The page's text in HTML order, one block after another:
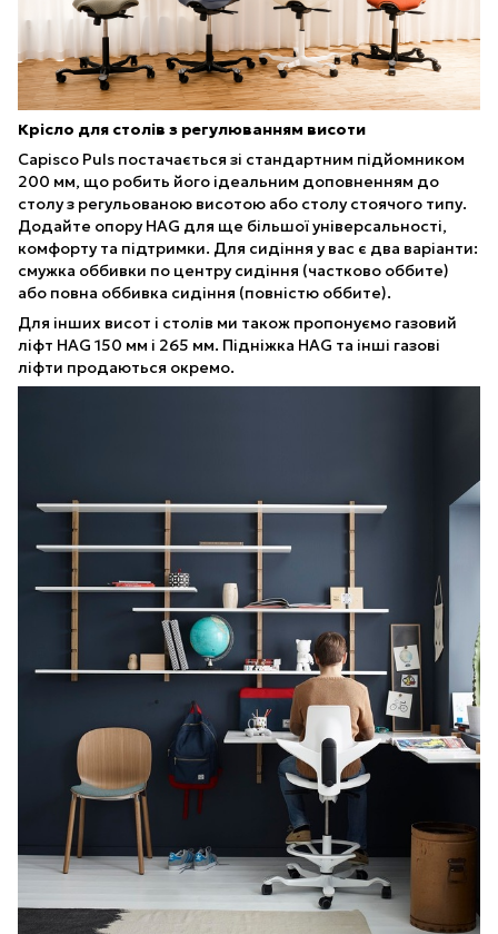
Крісло для столів з регулюванням висоти
Capisco Puls постачається зі стандартним підйомником
200 мм, що робить його ідеальним доповненням до
столу з регульованою висотою або столу стоячого типу.
Додайте опору HAG для ще більшої універсальності,
комфорту та підтримки. Для сидіння у вас є два варіанти:
смужка оббивки по центру сидіння (частково оббите)
або повна оббивка сидіння (повністю оббите).
Для інших висот і столів ми також пропонуємо газовий
ліфт HAG 150 мм і 265 мм. Підніжка HAG та інші газові
ліфти продаються окремо.